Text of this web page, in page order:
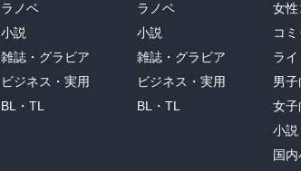
ラノベ
小説
雑誌・グラビア
ビジネス・実用
BL・TL
ラノベ
小説
雑誌・グラビア
ビジネス・実用
BL・TL
女性
コ
ラ
男
女子
小説
国